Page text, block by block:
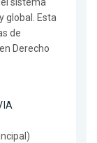
sistema
global. Esta
de
Derecho